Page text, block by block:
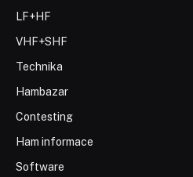
LF+HF
VHF+SHF
Technika
Hambazar
Contesting
Ham informace
Software